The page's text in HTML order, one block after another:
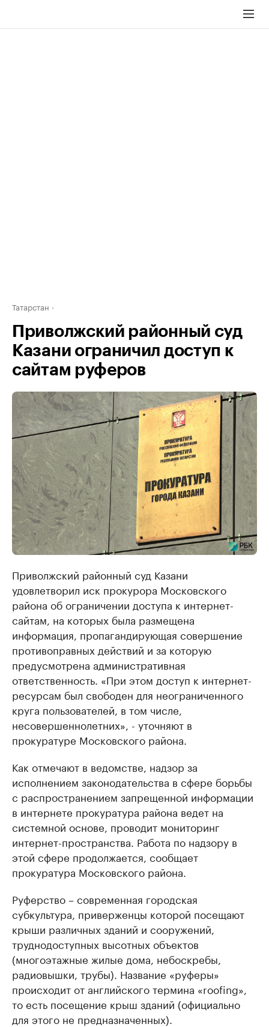
Татарстан
Приволжский районный суд
Казани ограничил доступ к
сайтам руферов
Приволжский районный суд Казани
удовлетворил иск прокурора Московского
района об ограничении доступа к интернет-
сайтам, на которых была размещена
информация, пропагандирующая совершение
противоправных действий и за которую
предусмотрена административная
ответственность. «При этом доступ к интернет-
ресурсам был свободен для неограниченного
круга пользователей, в том числе,
несовершеннолетних», - уточняют в
прокуратуре Московского района.
Как отмечают в ведомстве, надзор за
исполнением законодательства в сфере борьбы
с распространением запрещенной информации
в интернете прокуратура района ведет на
системной основе, проводит мониторинг
интернет-пространства. Работа по надзору в
этой сфере продолжается, сообщает
прокуратура Московского района.
Руферство – современная городская
субкультура, приверженцы которой посещают
крыши различных зданий и сооружений,
труднодоступных высотных объектов
(многоэтажные жилые дома, небоскребы,
радиовышки, трубы). Название «руферы»
происходит от английского термина «roofing»,
то есть посещение крыш зданий (официально
для этого не предназначенных).